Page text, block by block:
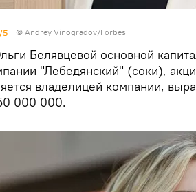
/5 © Andrey Vinogradov/Forbes
Белявцевой основной
"Лебедянский" (соки),
владелицей компании,
000 000.